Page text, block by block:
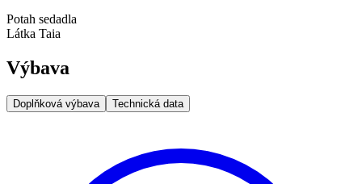
Potah sedadla
Látka Taia
Výbava
Doplňková výbava Technická data